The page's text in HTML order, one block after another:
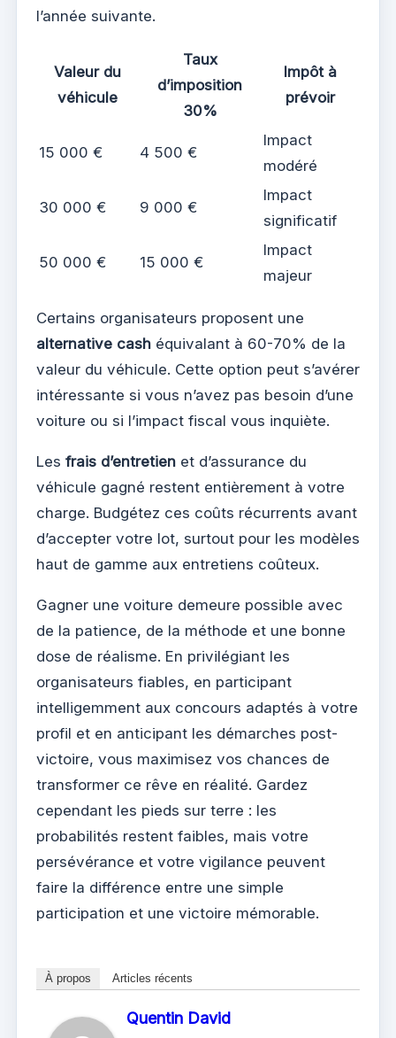
l’année suivante.
Valeur du
véhicule
Taux
d’imposition
30%
Impôt à
prévoir
15 000 € 4 500 €
Impact
modéré
30 000 € 9 000 €
Impact
significatif
50 000 € 15 000 €
Impact
majeur
Certains organisateurs proposent une
alternative cash équivalant à 60-70% de la
valeur du véhicule. Cette option peut s’avérer
intéressante si vous n’avez pas besoin d’une
voiture ou si l’impact fiscal vous inquiète.
Les frais d’entretien et d’assurance du
véhicule gagné restent entièrement à votre
charge. Budgétez ces coûts récurrents avant
d’accepter votre lot, surtout pour les modèles
haut de gamme aux entretiens coûteux.
Gagner une voiture demeure possible avec
de la patience, de la méthode et une bonne
dose de réalisme. En privilégiant les
organisateurs fiables, en participant
intelligemment aux concours adaptés à votre
profil et en anticipant les démarches post-
victoire, vous maximisez vos chances de
transformer ce rêve en réalité. Gardez
cependant les pieds sur terre : les
probabilités restent faibles, mais votre
persévérance et votre vigilance peuvent
faire la différence entre une simple
participation et une victoire mémorable.
À propos Articles récents
Quentin David